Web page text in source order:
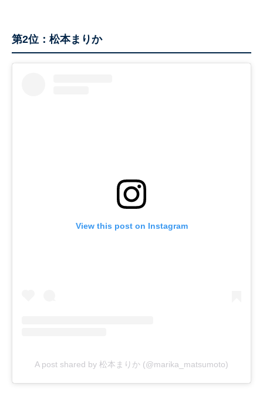
第2位：松本まりか
View this post on Instagram
A post shared by 松本まりか (@marika_matsumoto)